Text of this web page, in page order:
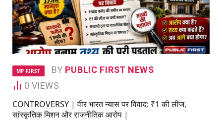
MP FIRST BY PUBLIC FIRST NEWS
0 VIEWS
CONTROVERSY | वीर भारत न्यास पर विवाद: ₹1 की लीज,
सांस्कृतिक मिशन और राजनीतिक आरोप |